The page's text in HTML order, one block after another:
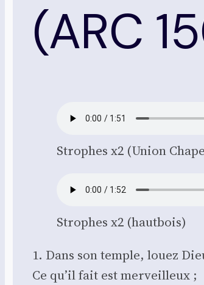
(ARC
Strophes x2 (Union
Strophes x2 (haut­bois)
1. Dans son temple, louez
Ce qu’il fait est mer­veilleux ;